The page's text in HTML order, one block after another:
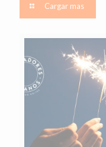
Cargar mas